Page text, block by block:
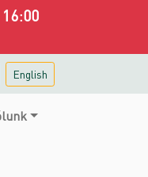
English